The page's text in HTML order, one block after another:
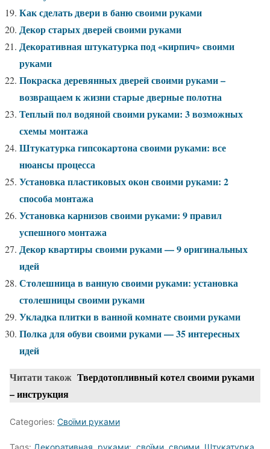
Как сделать двери в баню своими руками
Декор старых дверей своими руками
Декоративная штукатурка под «кирпич» своими
руками
Покраска деревянных дверей своими руками –
возвращаем к жизни старые дверные полотна
Теплый пол водяной своими руками: 3 возможных
схемы монтажа
Штукатурка гипсокартона своими руками: все
нюансы процесса
Установка пластиковых окон своими руками: 2
способа монтажа
Установка карнизов своими руками: 9 правил
успешного монтажа
Декор квартиры своими руками — 9 оригинальных
идей
Столешница в ванную своими руками: установка
столешницы своими руками
Укладка плитки в ванной комнате своими руками
Полка для обуви своими руками — 35 интересных
идей
Читати також Твердотопливный котел своими руками
– инструкция
Categories: Своїми руками
Tags: Декоративная руками: своїми своими Штукатурка